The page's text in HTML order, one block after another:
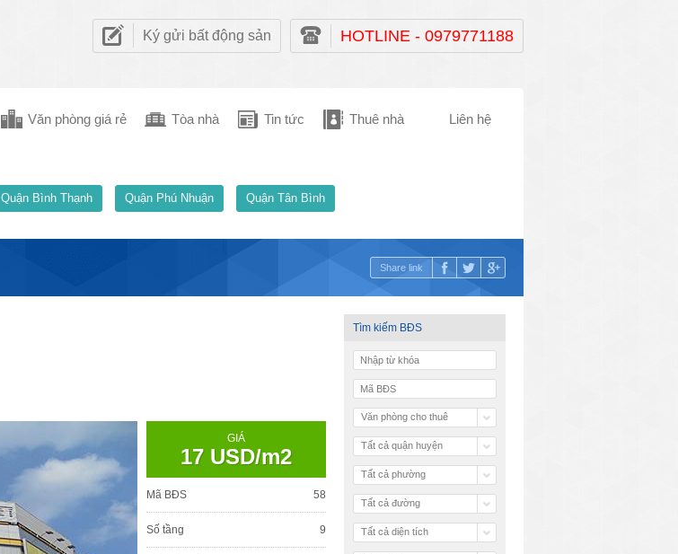
Ký gửi bất động sản HOTLINE - 0979771188
Văn phòng giá rẻ Tòa nhà Tin tức Thuê nhà Liên hệ
Quận Bình Thạnh Quận Phú Nhuận Quận Tân Bình
Share link
GIÁ
17 USD/m2
Mã BĐS 58
Số tầng 9
Tìm kiếm BĐS
Văn phòng cho thuê
Tất cả quận huyện
Tất cả phường
Tất cả đường
Tất cả diện tích